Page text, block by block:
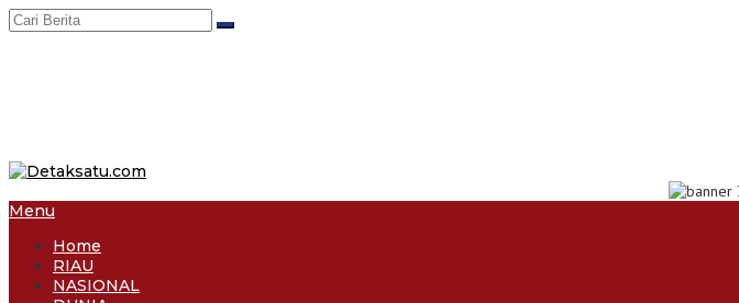
Skip
to
Menu
Home
RIAU
NASIONAL